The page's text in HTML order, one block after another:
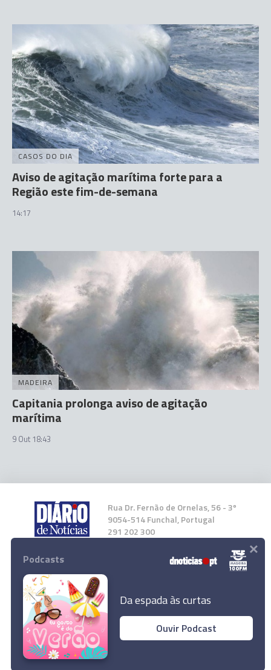
CASOS DO DIA
Aviso de agitação marítima forte para a
Região este fim-de-semana
14:17
MADEIRA
Capitania prolonga aviso de agitação
marítima
9 Out 18:43
Rua Dr. Fernão de Ornelas, 56 - 3º
9054-514 Funchal, Portugal
291 202 300
Instale a nossa App
© 2024 Empresa Diário de Notícias, Lda.
Todos os direitos reservados.
Podcasts
Da espada às curtas
Ouvir Podcast
×